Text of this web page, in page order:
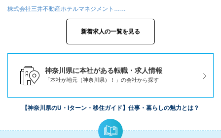
株式会社三井不動産ホテルマネジメント……
新着求人の一覧を見る
神奈川県に本社がある転職・求人情報
「本社が地元（神奈川県）！」の会社から探す
【神奈川県のU・Iターン・移住ガイド】仕事・暮らしの魅力とは？